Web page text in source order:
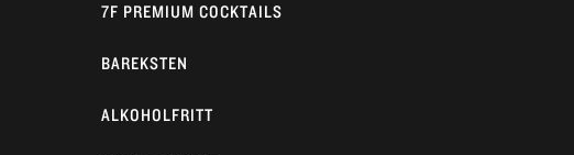
7F PREMIUM COCKTAILS
BAREKSTEN
ALKOHOLFRITT